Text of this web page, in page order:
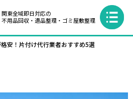
関東全域即日対応の
不用品回収・遺品整理・ゴミ屋敷整理
安！片付け代行業者おすすめ5選